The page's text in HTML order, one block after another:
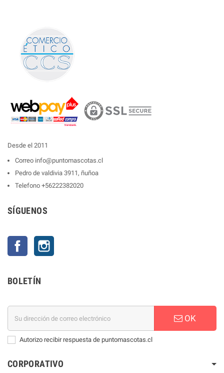
Desde el 2011
Correo info@puntomascotas.cl
Pedro de valdivia 3911, ñuñoa
Telefono +56222382020
SÍGUENOS
Facebook
BOLETÍN
OK
Autorizo recibir respuesta de puntomascotas.cl
CORPORATIVO